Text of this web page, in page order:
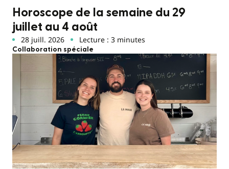
Horoscope de la semaine du 29
juillet au 4 août
28 juill. 2026 Lecture : 3 minutes
Collaboration spéciale